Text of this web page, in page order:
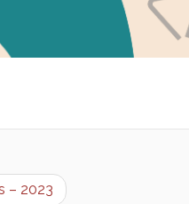
– 2023